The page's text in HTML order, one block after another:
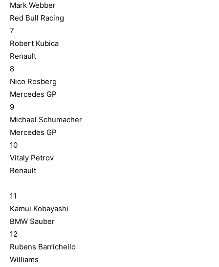
Mark Webber
Red Bull Racing
7
Robert Kubica
Renault
8
Nico Rosberg
Mercedes GP
9
Michael Schumacher
Mercedes GP
10
Vitaly Petrov
Renault
11
Kamui Kobayashi
BMW Sauber
12
Rubens Barrichello
Williams